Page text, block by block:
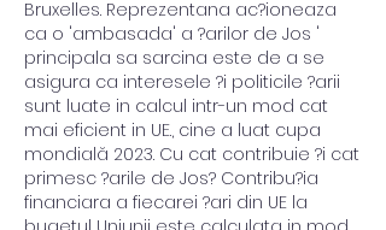
Bruxelles. Reprezentana ac?ioneaza
ca o 'ambasada' a ?arilor de Jos '
principala sa sarcina este de a se
asigura ca interesele ?i politicile ?arii
sunt luate in calcul intr-un mod cat
mai eficient in UE., cine a luat cupa
mondială 2023. Cu cat contribuie ?i cat
primesc ?arile de Jos? Contribu?ia
financiara a fiecarei ?ari din UE la